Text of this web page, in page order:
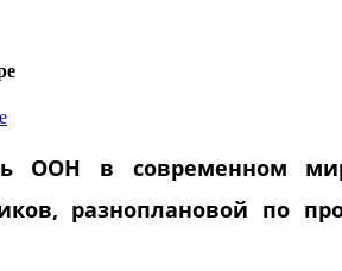
ООН в современном
разноплановой по